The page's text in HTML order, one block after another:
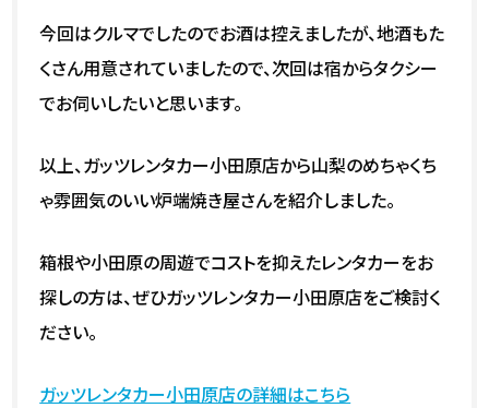
今回はクルマでしたのでお酒は控えましたが、地酒もた
くさん用意されていましたので、次回は宿からタクシー
でお伺いしたいと思います。
以上、ガッツレンタカー小田原店から山梨のめちゃくち
ゃ雰囲気のいい炉端焼き屋さんを紹介しました。
箱根や小田原の周遊でコストを抑えたレンタカーをお
探しの方は、ぜひガッツレンタカー小田原店をご検討く
ださい。
ガッツレンタカー小田原店の詳細はこちら